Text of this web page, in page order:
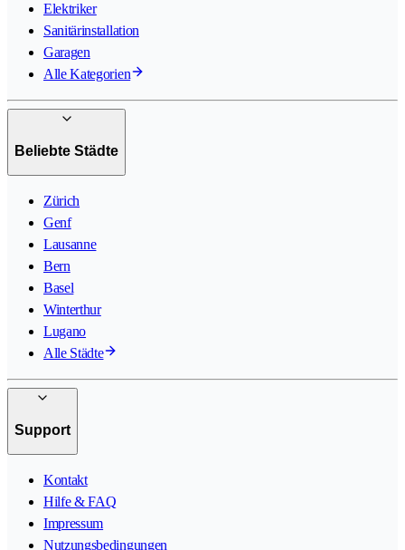
Elektriker
Sanitärinstallation
Garagen
Alle Kategorien
Beliebte Städte
Zürich
Genf
Lausanne
Bern
Basel
Winterthur
Lugano
Alle Städte
Support
Kontakt
Hilfe & FAQ
Impressum
Nutzungsbedingungen